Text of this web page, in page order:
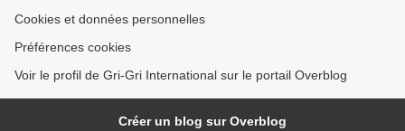
Cookies et données personnelles
Préférences cookies
Voir le profil de Gri-Gri International sur le portail Overblog
Créer un blog sur Overblog